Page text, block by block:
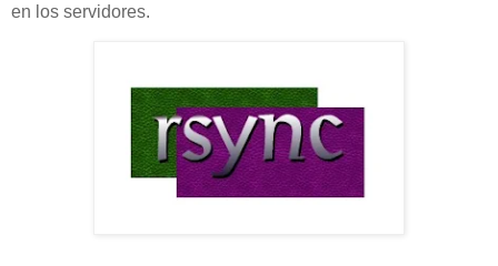
en los servidores.